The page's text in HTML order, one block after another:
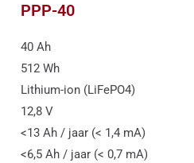
PPP-40
40 Ah
512 Wh
Lithium-ion (LiFePO4)
12,8 V
<13 Ah / jaar (< 1,4 mA)
<6,5 Ah / jaar (< 0,7 mA)